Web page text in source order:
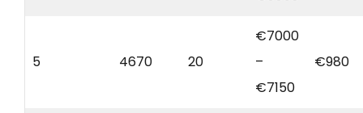
5 4670 20
€7000
–
€7150
€980